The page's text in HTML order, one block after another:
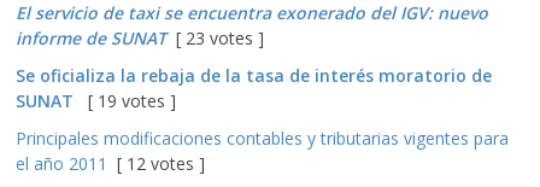
El servicio de taxi se encuentra exonerado del IGV: nuevo
informe de SUNAT[ 23 votes ]
Se oficializa la rebaja de la tasa de interés moratorio de
SUNAT
[ 19 votes ]
Principales modificaciones contables y tributarias vigentes para
el año 2011 [ 12 votes ]